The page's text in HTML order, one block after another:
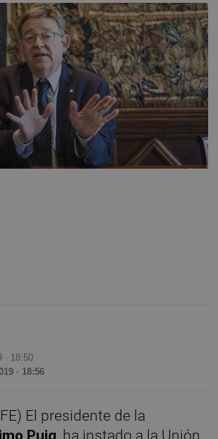
· 18:50
· 18:56
El presidente de la
Puig, ha instado a la Unión